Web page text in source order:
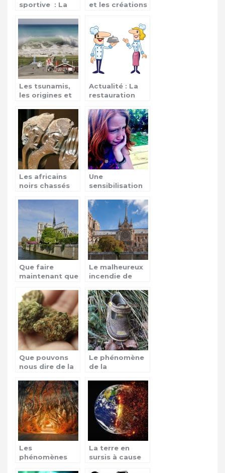
sportive : La
champions
et les créations
Les tsunamis,
les origines et
Actualité : La
restauration
Les africains
noirs chassés
Sud
Une
sensibilisation
violences vis-à-
vis des enfants!
Que faire
maintenant que
Notre-Dame de
Paris est brûlée
?
Le malheureux
incendie de
Paris
Que pouvons
nous dire de la
cannabis en
France ?
Le phénomène
de la
enfants
Les
phénomènes
La terre en
sursis à cause